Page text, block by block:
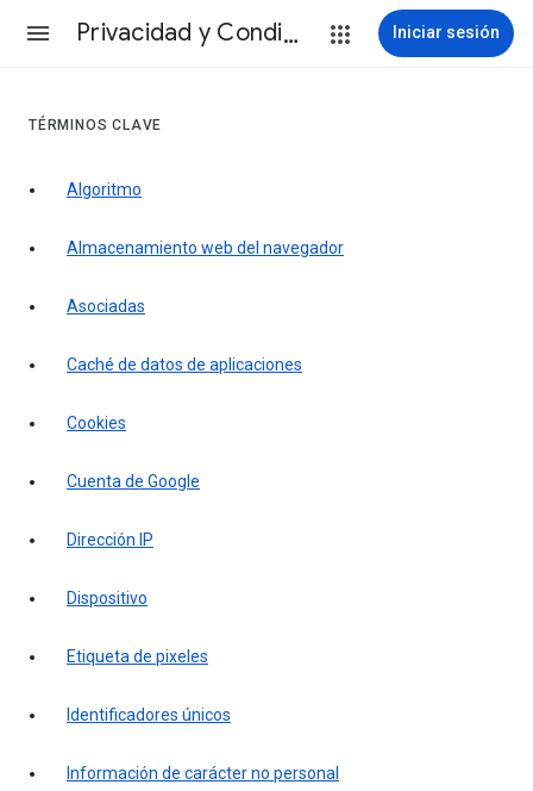
Privacidad y Condiciones Iniciar sesión
TÉRMINOS CLAVE
Algoritmo
Almacenamiento web del navegador
Asociadas
Caché de datos de aplicaciones
Cookies
Cuenta de Google
Dirección IP
Dispositivo
Etiqueta de pixeles
Identificadores únicos
Información de carácter no personal